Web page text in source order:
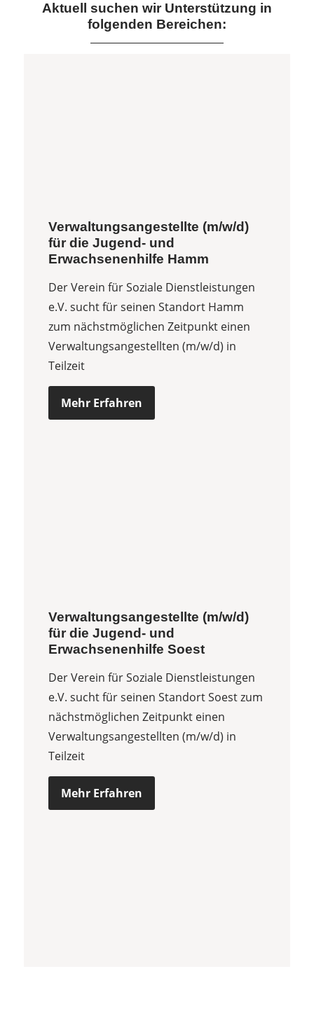
Aktuell suchen wir Unterstützung in
folgenden Bereichen:
Verwaltungsangestellte (m/w/d)
für die Jugend- und
Erwachsenenhilfe Hamm
Der Verein für Soziale Dienstleistungen
e.V. sucht für seinen Standort Hamm
zum nächstmöglichen Zeitpunkt einen
Verwaltungsangestellten (m/w/d) in
Teilzeit
Mehr Erfahren
Verwaltungsangestellte (m/w/d)
für die Jugend- und
Erwachsenenhilfe Soest
Der Verein für Soziale Dienstleistungen
e.V. sucht für seinen Standort Soest zum
nächstmöglichen Zeitpunkt einen
Verwaltungsangestellten (m/w/d) in
Teilzeit
Mehr Erfahren